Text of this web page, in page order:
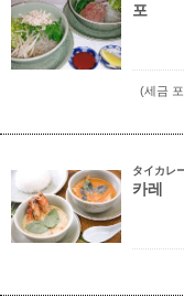
포
(세금
タイカレ
카레